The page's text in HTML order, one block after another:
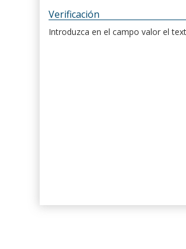
Verificación
Introduzca en el campo valor el